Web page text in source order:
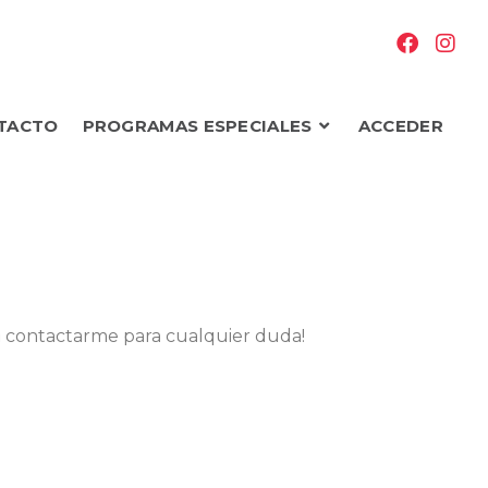
PROGRAMAS ESPECIALES ACCEDER
contactarme para cualquier duda!